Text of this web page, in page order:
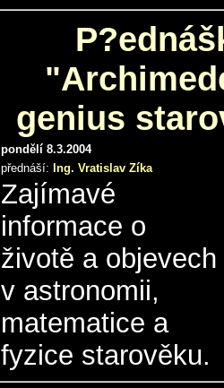
genius
pondělí 8.3.2004
přednáší: Ing. Vratislav Zíka
Zajímavé
informace o
životě a objevech
v astronomii,
matematice a
fyzice starověku.